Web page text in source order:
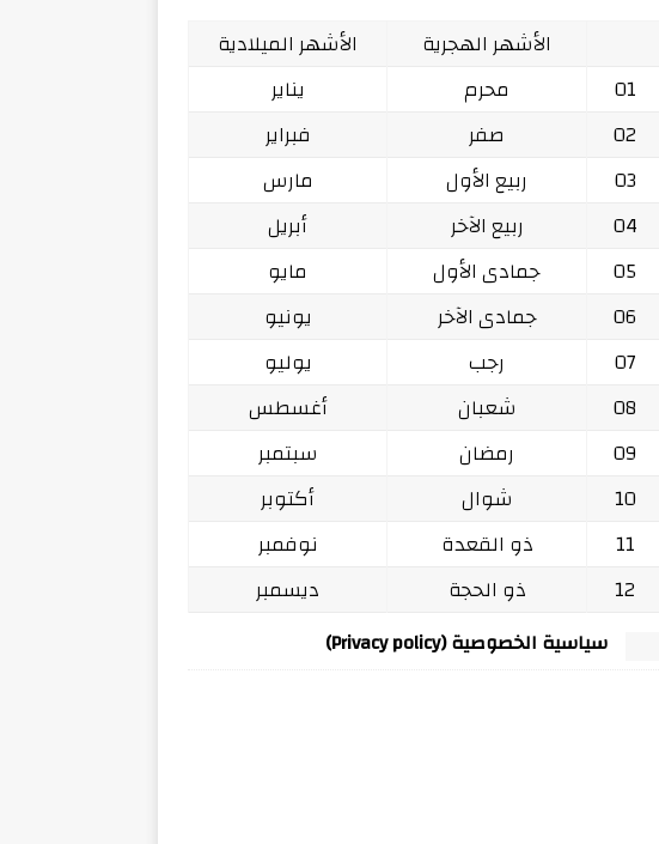
الأشهر الهجرية
الأشهر الميلادية
01
محرم
يناير
02
صفر
فبراير
03
ربيع الأول
مارس
04
ربيع الآخر
أبريل
05
جمادى الأول
مايو
06
جمادى الآخر
يونيو
07
رجب
يوليو
08
شعبان
أغسطس
09
رمضان
سبتمبر
10
شوال
أكتوبر
11
ذو القعدة
نوفمبر
12
ذو الحجة ديسمبر
سياسية الخصوصية (Privacy policy)